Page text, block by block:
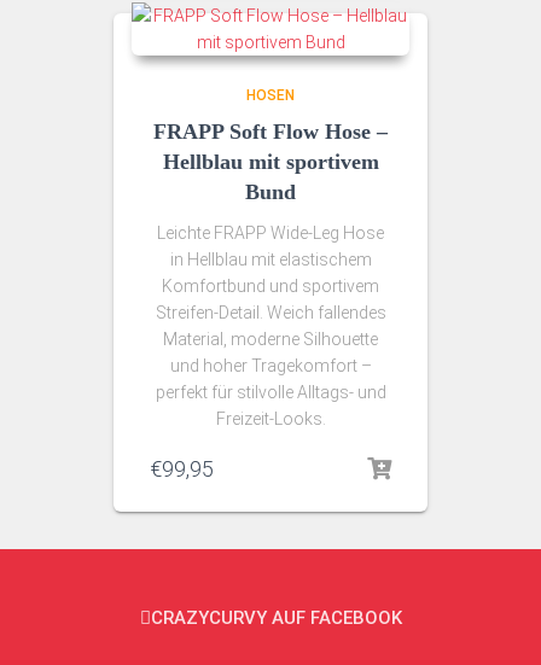
HOSEN
FRAPP Soft Flow Hose –
Hellblau mit sportivem
Bund
Leichte FRAPP Wide-Leg Hose
in Hellblau mit elastischem
Komfortbund und sportivem
Streifen-Detail. Weich fallendes
Material, moderne Silhouette
und hoher Tragekomfort –
perfekt für stilvolle Alltags- und
Freizeit-Looks.
€99,95
CRAZYCURVY AUF FACEBOOK